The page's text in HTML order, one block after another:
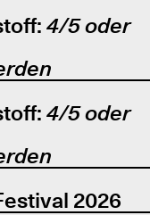
4/5 oder
4/5 oder
2026